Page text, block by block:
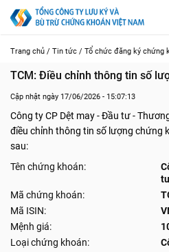
Trang chủ / Tin tức / Tổ chức đăng ký chứng
TCM: Điều chỉnh thông tin số
Cập nhật ngày 17/06/2026 - 15:07:13
Công ty CP Dệt may - Đầu tư -
điều chỉnh thông tin số lượng chứng
sau:
Tên chứng khoán:
Mã chứng khoán:
Mã ISIN:
Mệnh giá:
Loại chứng khoán: